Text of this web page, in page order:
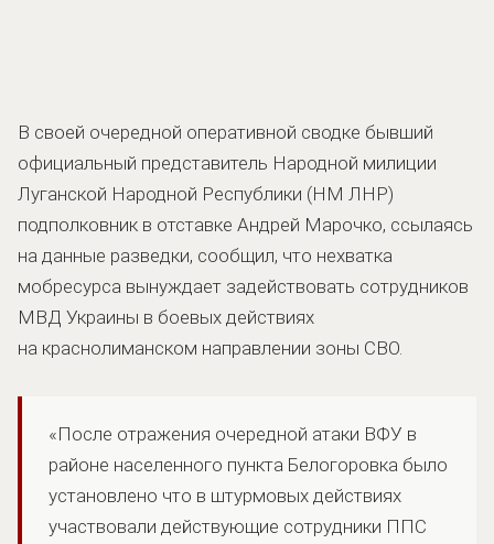
В своей очередной оперативной сводке бывший
официальный представитель Народной милиции
Луганской Народной Республики (НМ ЛНР)
подполковник в отставке Андрей Марочко, ссылаясь
на данные разведки, сообщил, что нехватка
мобресурса вынуждает задействовать сотрудников
МВД Украины в боевых действиях
на краснолиманском направлении зоны СВО.
«После отражения очередной атаки ВФУ в
районе населенного пункта Белогоровка было
установлено что в штурмовых действиях
участвовали действующие сотрудники ППС